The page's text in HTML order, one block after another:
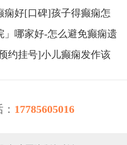
痫好[口碑]孩子得癫痫怎
」哪家好-怎么避免癫痫遗
约挂号]小儿癫痫发作该
17785605016